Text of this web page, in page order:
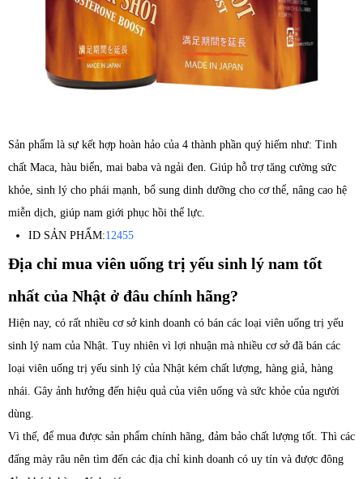
Sản phẩm là sự kết hợp hoàn hảo của 4 thành phần quý hiếm như: Tinh
chất Maca, hàu biển, mai baba và ngải đen. Giúp hỗ trợ tăng cường sức
khỏe, sinh lý cho phái mạnh, bổ sung dinh dưỡng cho cơ thể, nâng cao hệ
miễn dịch, giúp nam giới phục hồi thể lực.
ID SẢN PHẨM:12455
Địa chỉ mua viên uống trị yếu sinh lý nam tốt
nhất của Nhật ở đâu chính hãng?
Hiện nay, có rất nhiều cơ sở kinh doanh có bán các loại viên uống trị yếu
sinh lý nam của Nhật. Tuy nhiên vì lợi nhuận mà nhiều cơ sở đã bán các
loại viên uống trị yếu sinh lý của Nhật kém chất lượng, hàng giả, hàng
nhái. Gây ảnh hưởng đến hiệu quả của viên uống và sức khỏe của người
dùng.
Vì thế, để mua được sản phẩm chính hãng, đảm bảo chất lượng tốt. Thì các
đấng mày râu nên tìm đến các địa chỉ kinh doanh có uy tín và được đông